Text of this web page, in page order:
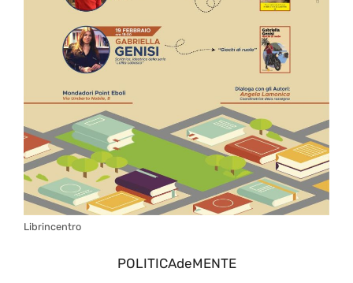
Librincentro
POLITICAdeMENTE